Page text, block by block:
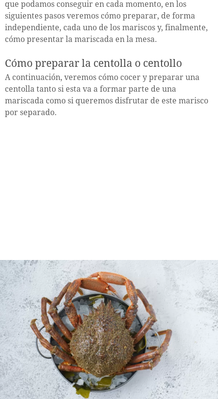
que podamos conseguir en cada momento, en los
siguientes pasos veremos cómo preparar, de forma
independiente, cada uno de los mariscos y, finalmente,
cómo presentar la mariscada en la mesa.
Cómo preparar la centolla o centollo
A continuación, veremos cómo cocer y preparar una
centolla tanto si esta va a formar parte de una
mariscada como si queremos disfrutar de este marisco
por separado.